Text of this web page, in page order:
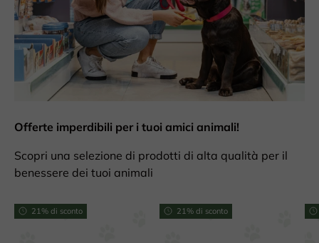
Offerte imperdibili per i tuoi amici animali!
Scopri una selezione di prodotti di alta qualità per il
benessere dei tuoi animali
21% di sconto 21% di sconto